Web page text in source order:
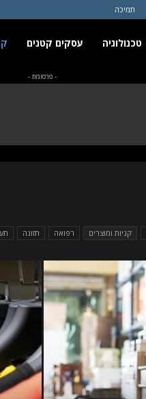
תמיכה
טכנולוגיה עסקים קטנים
- פרסומת -
קניות ומוצרים רפואה תזונה